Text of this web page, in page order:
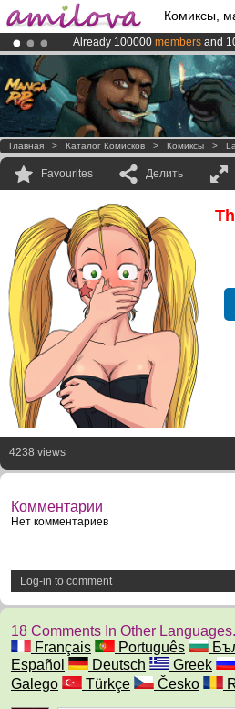
Комиксы,
Already 100000 members and
Premium membership from3.95
AmilovaKickstarter is now LIVE!.
Главная > Каталог Комисков > Комиксы >
Favourites Делить
4238 views
Комментарии
Нет комментариев
Log-in to comment
18 Comments In Other Languages.
Français
Português
Español
Deutsch Greek
Galego
Türkçe Česko